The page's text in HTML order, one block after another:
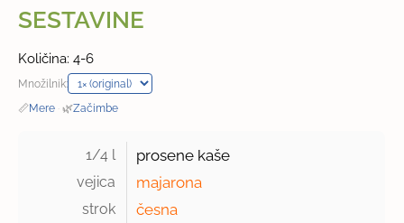
SESTAVINE
Količina: 4-6
Množilnik:
📏Mere · 🌿Začimbe
1/4 l prosene kaše
vejica majarona
strok
česna